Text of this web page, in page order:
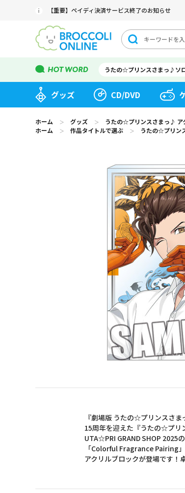
【重要】ペイディ決済サービス終了のお知らせ
うたの☆プリンスさまっ♪ソ
グッズ CD/DVD
ホーム ＞ グッズ ＞
うたの☆プリンスさまっ♪ ア
ホーム
＞ 作品タイトルで選ぶ ＞ うたの☆プリン
『劇場版 うたの☆プリンスさ
15周年を迎えた『うたの☆プリ
UTA☆PRI GRAND SHOP 2025
「Colorful Fragrance Pairing
アクリルブロックが登場です！